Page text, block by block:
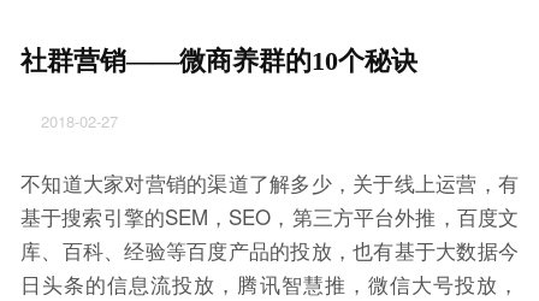
社群营销——微商养群的10个秘诀
2018-02-27
不知道大家对营销的渠道了解多少，关于线上运营，有
基于搜索引擎的SEM，SEO，第三方平台外推，百度文
库、百科、经验等百度产品的投放，也有基于大数据今
日头条的信息流投放，腾讯智慧推，微信大号投放，